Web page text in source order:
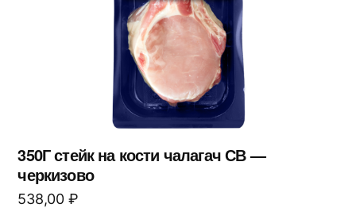
350Г стейк на кости чалагач СВ —
черкизово
538,00 ₽